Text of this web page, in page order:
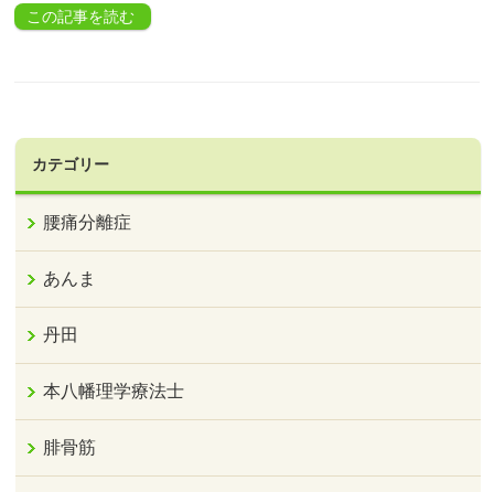
この記事を読む
カテゴリー
腰痛分離症
あんま
丹田
本八幡理学療法士
腓骨筋